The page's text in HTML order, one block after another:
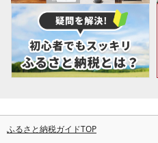
ふるさと納税ガイドTOP